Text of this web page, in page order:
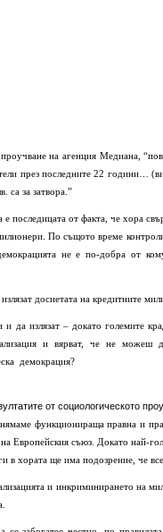
на агенция Медиана,
през последните 22 години…
са за затвора.”
е последицата от факта, че хора
По същото време
не е по-добра от
досиетата на кредитните
да излязат – докато големите
и вярват, че не
демокрация?
от социологическото
функционираща правна и
Европейския съюз. Докато най-
в хората ще има подозрение, че
и инкриминирането на